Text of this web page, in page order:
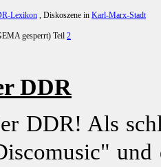
Lexikon , Diskoszene in Karl-Marx-Stadt
gesperrt) Teil 2
DDR
DDR! Als